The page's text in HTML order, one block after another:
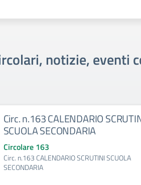
notizie, eventi
Circ. n.163 CALENDARIO
SCUOLA SECONDARIA
Circolare 163
Circ. n.163 CALENDARIO SCRUTINI SCUOLA
SECONDARIA